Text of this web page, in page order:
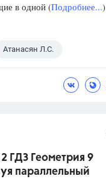
в одной (Подробнее...)
Атанасян Л.С.
ГДЗ Геометрия 9
параллельный